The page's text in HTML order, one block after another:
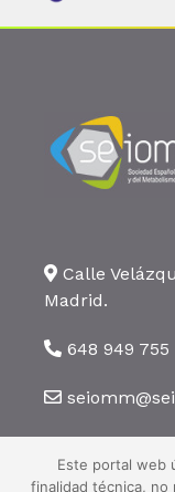
Calle
Madrid.
648 949 755
Este portal web
finalidad técnica, no